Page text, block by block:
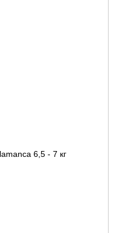
6,5 - 7 кг